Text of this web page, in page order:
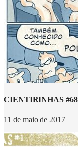
CIENTIRINHAS #68
11 de maio de 2017